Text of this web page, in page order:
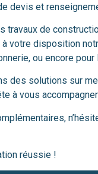
devis et
de
votre disposition
ou encore
des solutions sur
à vous
réussie !